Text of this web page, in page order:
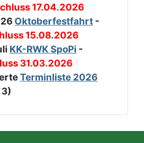
17.04.2026
Oktoberfestfahrt -
15.08.2026
KK-RWK SpoPi -
31.03.2026
Terminliste 2026